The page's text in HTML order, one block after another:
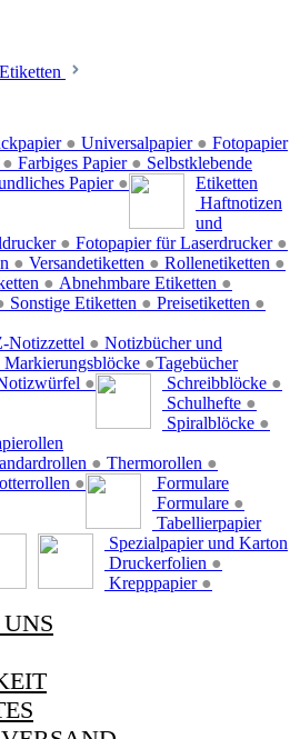
● Universalpapier ●
● Farbiges Papier ●
Papier ●
Fotopapier
● Fotopapier für Laserdrucker ●
Selbstklebende
Etiketten
● Versandetiketten ● Rollenetiketten ●
● Abnehmbare Etiketten ●
Sonstige Etiketten ● Preisetiketten ●
Haftnotizen
und
Notizzettel ●
Markierungsblöcke ●
●
Notizbücher und
Tagebücher
Schreibblöcke ●
Schulhefte ●
Spiralblöcke ●
● Thermorollen ●
●
Formulare
Formulare ●
Tabellierpapier
Spezialpapier und Karton
Druckerfolien ●
Krepppapier ●